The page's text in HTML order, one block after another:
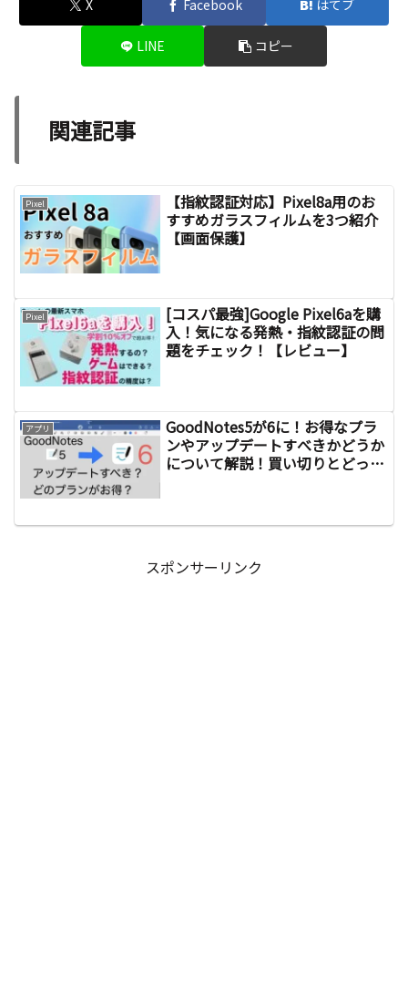
X Facebook はてブ
LINE コピー
関連記事
Pixel
【指紋認証対応】Pixel8a用のお
すすめガラスフィルムを3つ紹介
【画面保護】
Pixel
[コスパ最強]Google Pixel6aを購
入！気になる発熱・指紋認証の問
題をチェック！【レビュー】
アプリ
GoodNotes5が6に！お得なプラ
ンやアップデートすべきかどうか
について解説！買い切りとどっち
スポンサーリンク